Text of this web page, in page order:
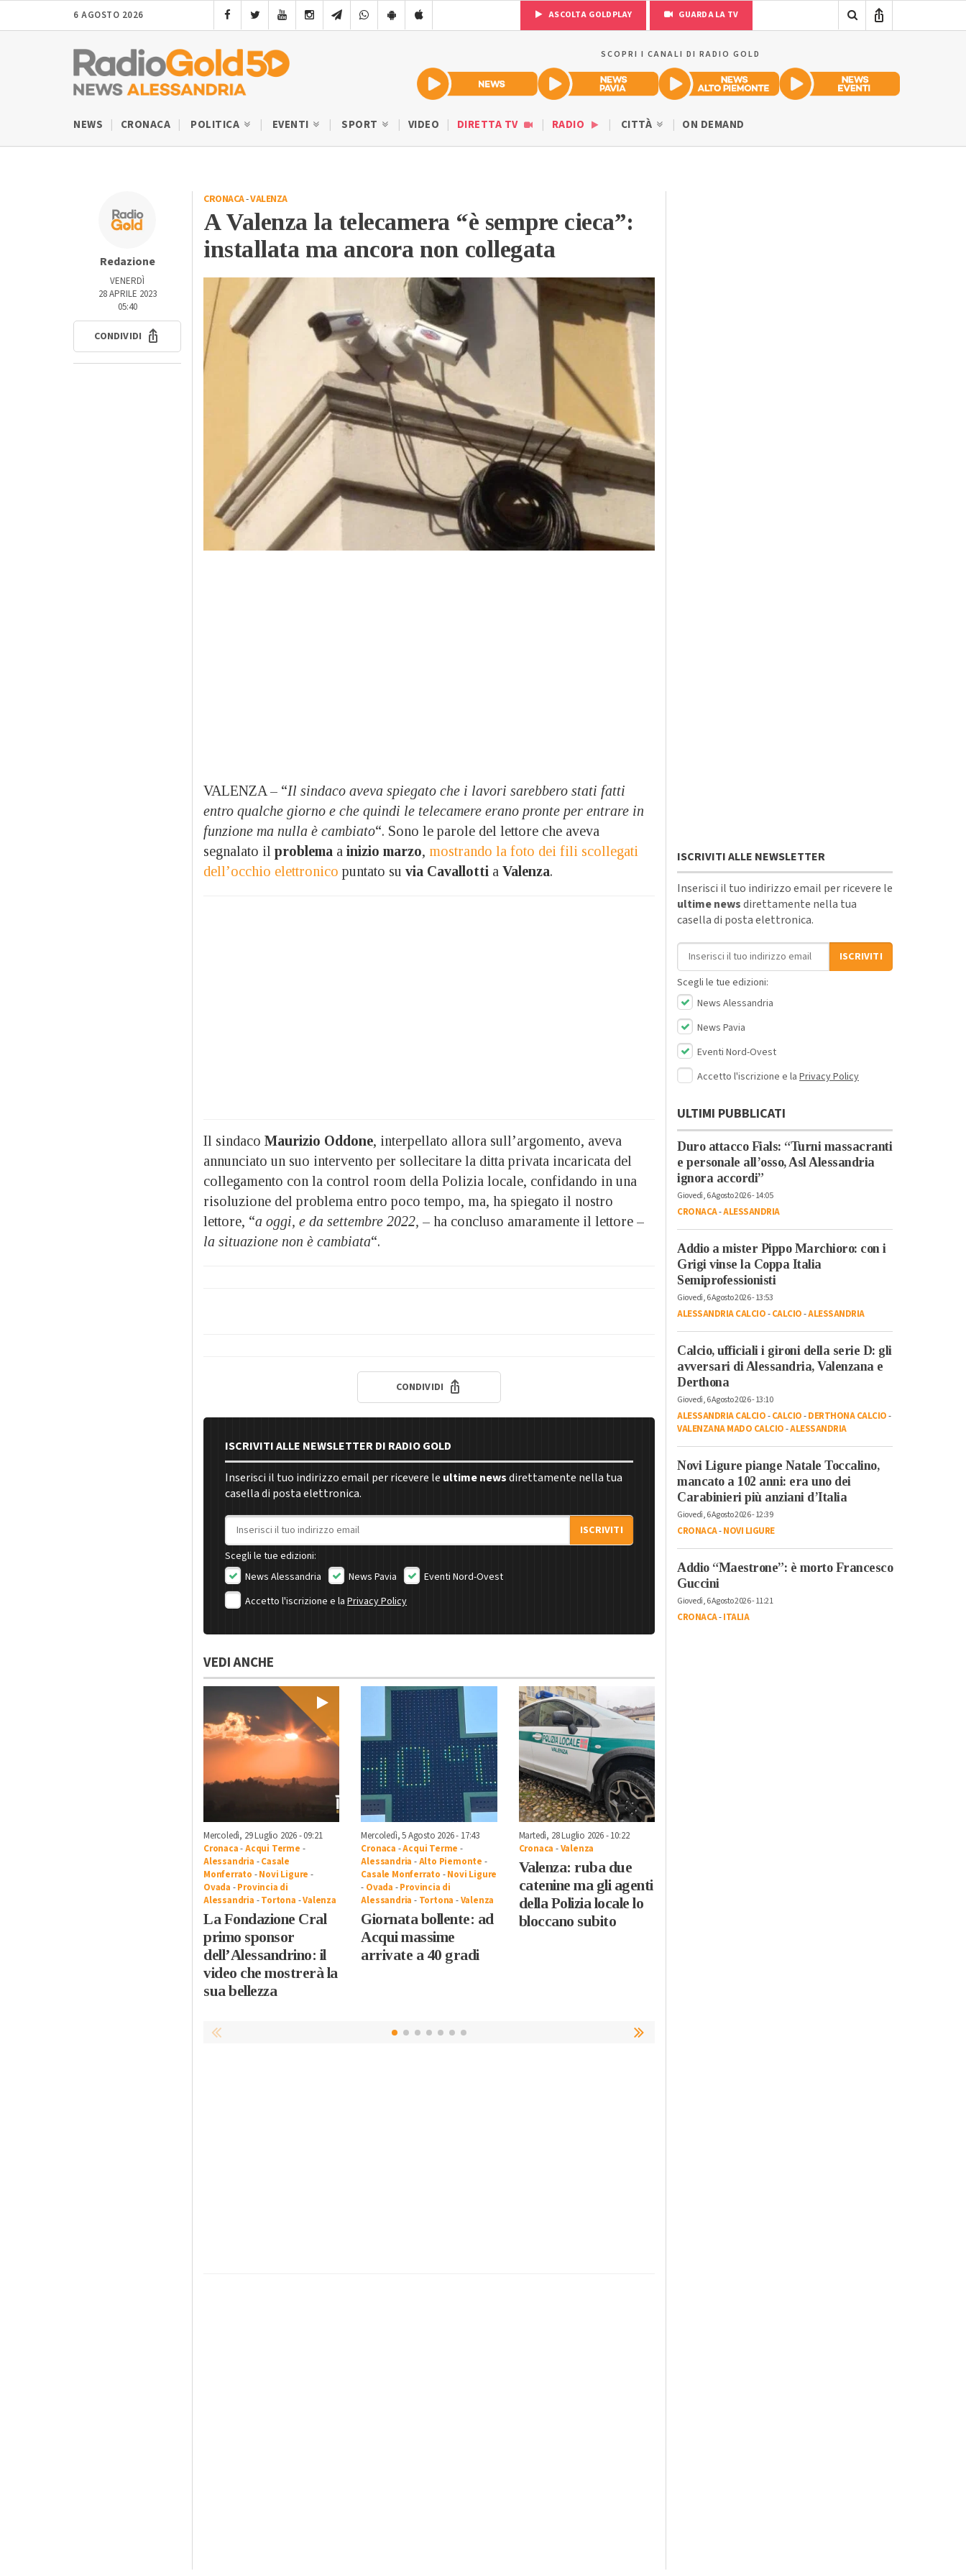
6 AGOSTO 2026 ASCOLTA GOLDPLAY GUARDA LA TV
SCOPRI I CANALI DI RADIO GOLD
NEWS CRONACA POLITICA EVENTI SPORT VIDEO DIRETTA TV RADIO CITTÀ ON DEMAND
Redazione
VENERDÌ
28 APRILE 2023
05:40
CONDIVIDI
CRONACA-VALENZA
A Valenza la telecamera “è sempre cieca”:
installata ma ancora non collegata
VALENZA – “Il sindaco aveva spiegato che i lavori sarebbero stati fatti
entro qualche giorno e che quindi le telecamere erano pronte per entrare in
funzione ma nulla è cambiato“. Sono le parole del lettore che aveva
segnalato il problema a inizio marzo, mostrando la foto dei fili scollegati
dell’occhio elettronico puntato su via Cavallotti a Valenza.
Il sindaco Maurizio Oddone, interpellato allora sull’argomento, aveva
annunciato un suo intervento per sollecitare la ditta privata incaricata del
collegamento con la control room della Polizia locale, confidando in una
risoluzione del problema entro poco tempo, ma, ha spiegato il nostro
lettore, “a oggi, e da settembre 2022, – ha concluso amaramente il lettore –
la situazione non è cambiata“.
CONDIVIDI
ISCRIVITI ALLE NEWSLETTER DI RADIO GOLD
Inserisci il tuo indirizzo email per ricevere le ultime newsdirettamente nella tua
casella di posta elettronica.
Indirizzo email
ISCRIVITI
Scegli le tue edizioni:
News Alessandria
News Pavia
Eventi Nord-Ovest
Accetto l'iscrizione e la Privacy Policy
VEDI ANCHE
Mercoledì, 29 Luglio 2026 - 09:21
Cronaca-Acqui Terme -
Alessandria -Casale
Monferrato -Novi Ligure -
Ovada -Provincia di
Alessandria -Tortona -Valenza
La Fondazione Cral
primo sponsor
dell’Alessandrino: il
video che mostrerà la
sua bellezza
Mercoledì, 5 Agosto 2026 - 17:43
Cronaca -Acqui Terme -
Alessandria -Alto Piemonte -
Casale Monferrato -Novi Ligure
- Ovada -Provincia di
Alessandria - Tortona -Valenza
Giornata bollente: ad
Acqui massime
arrivate a 40 gradi
Martedì, 28 Luglio 2026 - 10:22
Cronaca -Valenza
Valenza: ruba due
catenine ma gli agenti
della Polizia locale lo
bloccano subito
ISCRIVITI ALLE NEWSLETTER
Inserisci il tuo indirizzo email per ricevere le
ultime newsdirettamente nella tua
casella di posta elettronica.
Indirizzo email
ISCRIVITI
Scegli le tue edizioni:
News Alessandria
News Pavia
Eventi Nord-Ovest
Accetto l'iscrizione e la Privacy Policy
ULTIMI PUBBLICATI
Duro attacco Fials: “Turni massacranti
e personale all’osso, Asl Alessandria
ignora accordi”
Giovedì, 6 Agosto 2026 - 14:05
CRONACA-ALESSANDRIA
Addio a mister Pippo Marchioro: con i
Grigi vinse la Coppa Italia
Semiprofessionisti
Giovedì, 6 Agosto 2026 - 13:53
ALESSANDRIA CALCIO-CALCIO-ALESSANDRIA
Calcio, ufficiali i gironi della serie D: gli
avversari di Alessandria, Valenzana e
Derthona
Giovedì, 6 Agosto 2026 - 13:10
ALESSANDRIA CALCIO-CALCIO-DERTHONA CALCIO-
VALENZANA MADO CALCIO-ALESSANDRIA
Novi Ligure piange Natale Toccalino,
mancato a 102 anni: era uno dei
Carabinieri più anziani d’Italia
Giovedì, 6 Agosto 2026 - 12:39
CRONACA-NOVI LIGURE
Addio “Maestrone”: è morto Francesco
Guccini
Giovedì, 6 Agosto 2026 - 11:21
CRONACA-ITALIA